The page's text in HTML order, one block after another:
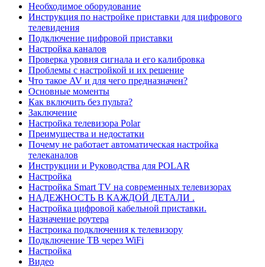
Необходимое оборудование
Инструкция по настройке приставки для цифрового
телевидения
Подключение цифровой приставки
Настройка каналов
Проверка уровня сигнала и его калибровка
Проблемы с настройкой и их решение
Что такое AV и для чего предназначен?
Основные моменты
Как включить без пульта?
Заключение
Настройка телевизора Polar
Преимущества и недостатки
Почему не работает автоматическая настройка
телеканалов
Инструкции и Руководства для POLAR
Настройка
Настройка Smart TV на современных телевизорах
НАДЕЖНОСТЬ В КАЖДОЙ ДЕТАЛИ .
Настройка цифровой кабельной приставки.
Назначение роутера
Настроика подключения к телевизору
Подключение ТВ через WiFi
Настройка
Видео